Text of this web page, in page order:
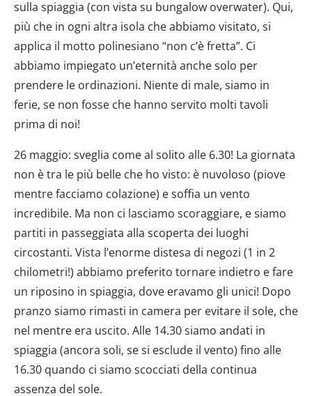
sulla spiaggia (con vista su bungalow overwater). Qui,
più che in ogni altra isola che abbiamo visitato, si
applica il motto polinesiano “non c’è fretta”. Ci
abbiamo impiegato un’eternità anche solo per
prendere le ordinazioni. Niente di male, siamo in
ferie, se non fosse che hanno servito molti tavoli
prima di noi!
26 maggio: sveglia come al solito alle 6.30! La giornata
non è tra le più belle che ho visto: è nuvoloso (piove
mentre facciamo colazione) e soffia un vento
incredibile. Ma non ci lasciamo scoraggiare, e siamo
partiti in passeggiata alla scoperta dei luoghi
circostanti. Vista l’enorme distesa di negozi (1 in 2
chilometri!) abbiamo preferito tornare indietro e fare
un riposino in spiaggia, dove eravamo gli unici! Dopo
pranzo siamo rimasti in camera per evitare il sole, che
nel mentre era uscito. Alle 14.30 siamo andati in
spiaggia (ancora soli, se si esclude il vento) fino alle
16.30 quando ci siamo scocciati della continua
assenza del sole.